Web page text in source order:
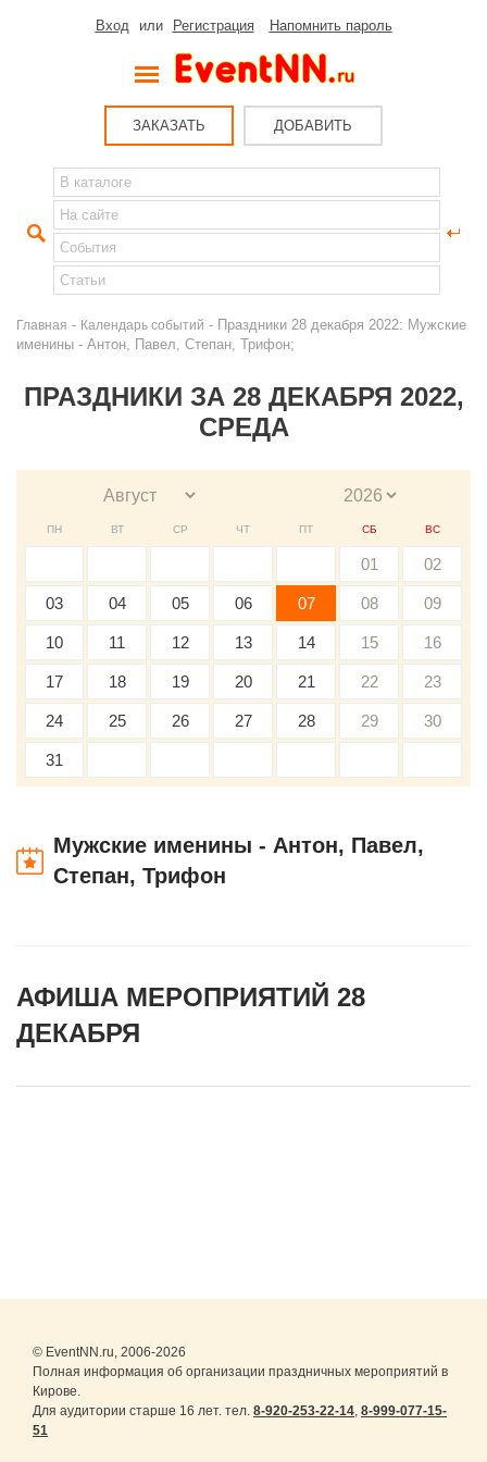
Вход или Регистрация Напомнить пароль
ЗАКАЗАТЬ ДОБАВИТЬ
Главная - Календарь событий - Праздники 28 декабря 2022: Мужские
именины - Антон, Павел, Степан, Трифон;
ПРАЗДНИКИ ЗА 28 ДЕКАБРЯ 2022,
СРЕДА
ПН ВТ СР ЧТ ПТ СБ ВС
01 02
03 04 05 06 07 08 09
10 11 12 13 14 15 16
17 18 19 20 21 22 23
24 25 26 27 28 29 30
31
Мужские именины - Антон, Павел,
Степан, Трифон
АФИША МЕРОПРИЯТИЙ 28
ДЕКАБРЯ
© EventNN.ru, 2006-2026
Полная информация об организации праздничных мероприятий в
Кирове.
Для аудитории старше 16 лет. тел. 8-920-253-22-14, 8-999-077-15-
51